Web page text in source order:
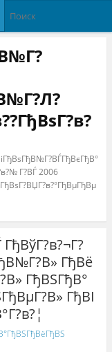
Г?ВЃ 2006
ГђВё
ГђВЅГђВ°
ГђВІ